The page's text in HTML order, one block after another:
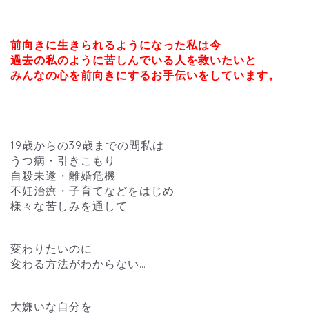
前向きに生きられるようになった私は今
過去の私のように苦しんでいる人を救いたいと
みんなの心を前向きにするお手伝いをしています。
19歳からの39歳までの間私は
うつ病・引きこもり
自殺未遂・離婚危機
不妊治療・子育てなどをはじめ
様々な苦しみを通して
変わりたいのに
変わる方法がわからない…
大嫌いな自分を